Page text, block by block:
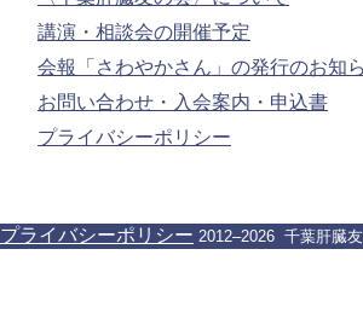
講演・相談会の開催予定
会報「さわやかさん」の発行のお知
お問い合わせ・入会案内・申込書
プライバシーポリシー
プライバシーポリシー 2012–2026 千葉肝臓